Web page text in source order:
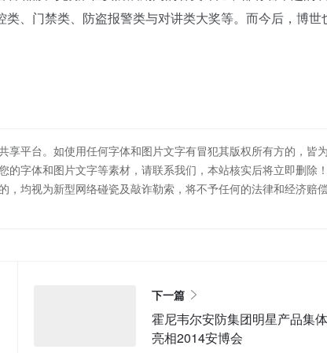
、门禁类、防盗报警类与对讲类大奖等。而今后，博世
平台。如使用任何字体和图片文字有冒犯其版权所有方的，皆
字体和图片文字等素材，请联系我们，本站核实后将立即删除
均视为新型网络碰瓷及敲诈勒索，将不予任何的法律和经济赔
下一篇
霍尼韦尔安防集团明星产品集体
亮相2014安博会